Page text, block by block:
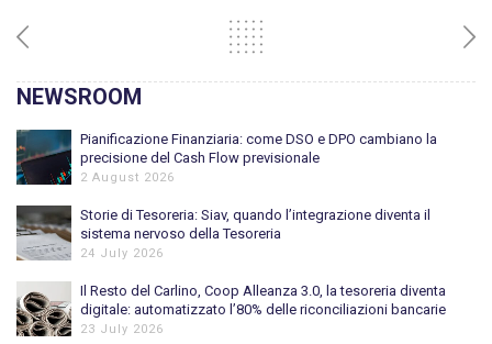
NEWSROOM
Pianificazione Finanziaria: come DSO e DPO cambiano la
precisione del Cash Flow previsionale
2 August 2026
Storie di Tesoreria: Siav, quando l’integrazione diventa il
sistema nervoso della Tesoreria
24 July 2026
Il Resto del Carlino, Coop Alleanza 3.0, la tesoreria diventa
digitale: automatizzato l’80% delle riconciliazioni bancarie
23 July 2026